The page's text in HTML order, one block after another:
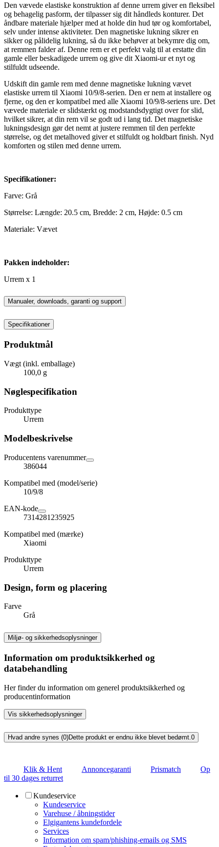
Den vævede elastiske konstruktion af denne urrem giver en fleksibel
og behagelig pasform, der tilpasser sig dit håndleds konturer. Det
åndbare materiale hjælper med at holde din hud tør og komfortabel,
selv under intense aktiviteter. Den magnetiske lukning sikrer en
sikker og pålidelig lukning, så du ikke behøver at bekymre dig om,
at remmen falder af. Denne rem er et perfekt valg til at erstatte din
gamle eller beskadigede urrem og give dit Xiaomi-ur et nyt og
stilfuldt udseende.
Udskift din gamle rem med denne magnetiske lukning vævet
elastiske urrem til Xiaomi 10/9/8-serien. Den er nem at installere og
fjerne, og den er kompatibel med alle Xiaomi 10/9/8-seriens ure. Det
vævede materiale er slidstærkt og modstandsdygtigt over for slid,
hvilket sikrer, at din rem vil se godt ud i lang tid. Det magnetiske
lukningsdesign gør det nemt at justere remmen til den perfekte
størrelse, og det metalhoved giver et stilfuldt og holdbart finish. Nyd
komforten og stilen med denne urrem.
Specifikationer:
Farve: Grå
Størrelse: Længde: 20.5 cm, Bredde: 2 cm, Højde: 0.5 cm
Materiale: Vævet
Pakken indeholder:
Urrem x 1
Manualer, downloads, garanti og support
Specifikationer
Produktmål
Vægt (inkl. emballage)
100,0 g
Nøglespecifikation
Produkttype
Urrem
Modelbeskrivelse
Producentens varenummer
386044
Kompatibel med (model/serie)
10/9/8
EAN-kode
7314281235925
Kompatibel med (mærke)
Xiaomi
Produkttype
Urrem
Design, form og placering
Farve
Grå
Miljø- og sikkerhedsoplysninger
Information om produktsikkerhed og
databehandling
Her finder du information om generel produktsikkerhed og
producentinformation
Vis sikkerhedsoplysninger
Hvad andre synes (0)Dette produkt er endnu ikke blevet bedømt. 0
Klik & Hent Annoncegaranti Prismatch
Op
til 30 dages returret
Kundeservice
Kundeservice
Varehuse / åbningstider
Elgigantens kundefordele
Services
Information om spam/phishing-emails og SMS